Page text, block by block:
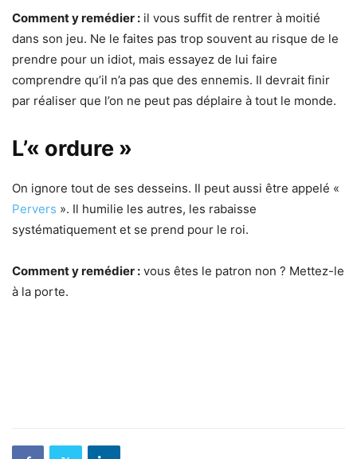
Comment y remédier : il vous suffit de rentrer à moitié
dans son jeu. Ne le faites pas trop souvent au risque de le
prendre pour un idiot, mais essayez de lui faire
comprendre qu’il n’a pas que des ennemis. Il devrait finir
par réaliser que l’on ne peut pas déplaire à tout le monde.
L’« ordure »
On ignore tout de ses desseins. Il peut aussi être appelé «
Pervers ». Il humilie les autres, les rabaisse
systématiquement et se prend pour le roi.
Comment y remédier : vous êtes le patron non ? Mettez-le
à la porte.